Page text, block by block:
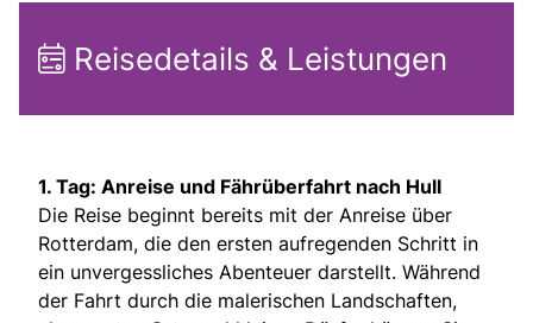
Reisedetails & Leistungen
1. Tag: Anreise und Fährüberfahrt nach Hull
Die Reise beginnt bereits mit der Anreise über
Rotterdam, die den ersten aufregenden Schritt in
ein unvergessliches Abenteuer darstellt. Während
der Fahrt durch die malerischen Landschaften,